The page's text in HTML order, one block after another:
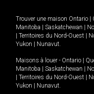
Trouver une maison Ontario
Manitoba
Saskatchewan
Territoires du Nord-Ouest
Yukon
Nunavut.
Maisons à louer - Ontario
Manitoba
Saskatchewan
Territoires du Nord-Ouest
Yukon
Nunavut.